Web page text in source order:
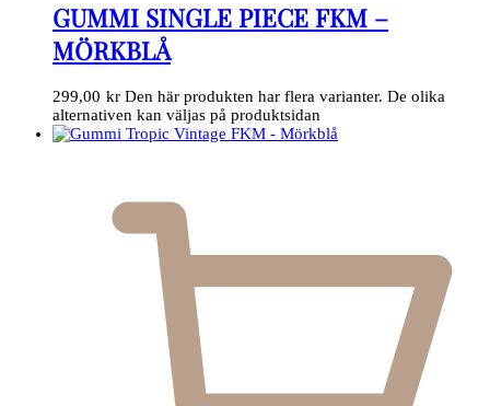
GUMMI SINGLE PIECE FKM –
MÖRKBLÅ
299,00 kr Den här produkten har flera varianter. De olika
alternativen kan väljas på produktsidan